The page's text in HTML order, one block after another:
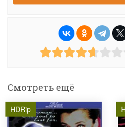
Смотреть ещё
HDRip